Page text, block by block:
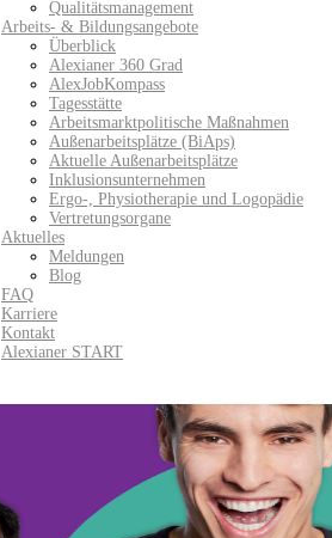
Qualitätsmanagement
Arbeits- & Bildungsangebote
Überblick
Alexianer 360 Grad
AlexJobKompass
Tagesstätte
Arbeitsmarktpolitische Maßnahmen
Außenarbeitsplätze (BiAps)​
Aktuelle Außenarbeitsplätze
Inklusionsunternehmen
Ergo-, Physiotherapie und Logopädie
Vertretungsorgane
Aktuelles
Meldungen
Blog
FAQ
Karriere
Kontakt
Alexianer START